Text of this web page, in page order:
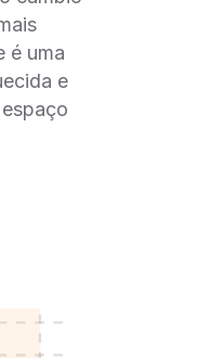
é uma
e